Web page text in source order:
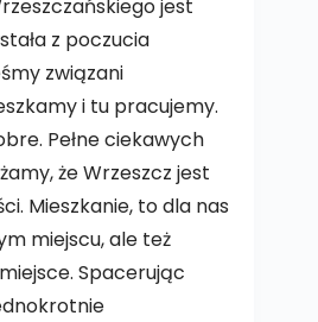
jest
z poczucia
związani
i tu pracujemy.
Pełne ciekawych
że Wrzeszcz jest
Mieszkanie, to dla nas
miejscu, ale też
Spacerując